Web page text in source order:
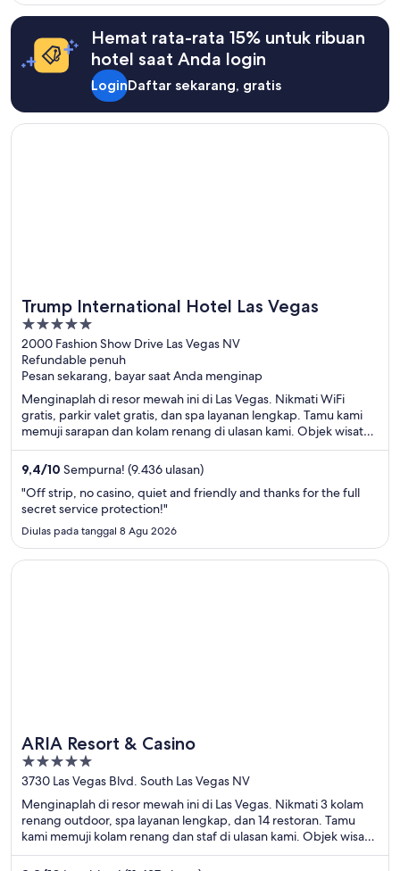
Hemat rata-rata 15% untuk ribuan
hotel saat Anda login
LoginDaftar sekarang, gratis
Trump International Hotel Las Vegas
5
out
of
5
2000 Fashion Show Drive Las Vegas NV
Refundable penuh
Pesan sekarang, bayar saat Anda menginap
Menginaplah di resor mewah ini di Las Vegas. Nikmati WiFi
gratis, parkir valet gratis, dan spa layanan lengkap. Tamu kami
memuji sarapan dan kolam renang di ulasan kami. Objek wisata
populer seperti Kasino The Venetian dan The Linq berada di
dekat properti.
9,4/10 Sempurna! (9.436 ulasan)
"Off strip, no casino, quiet and friendly and thanks for the full
secret service protection!"
Diulas pada tanggal 8 Agu 2026
Terbuka di jendela baru
Trump International Hotel Las Vegas
ARIA Resort & Casino
5
out
of
5
3730 Las Vegas Blvd. South Las Vegas NV
Menginaplah di resor mewah ini di Las Vegas. Nikmati 3 kolam
renang outdoor, spa layanan lengkap, dan 14 restoran. Tamu
kami memuji kolam renang dan staf di ulasan kami. Objek wisata
populer seperti Casino at Aria dan Kasino Cosmopolitan berada
Terbuka di jendela baru
ARIA Resort & Casino